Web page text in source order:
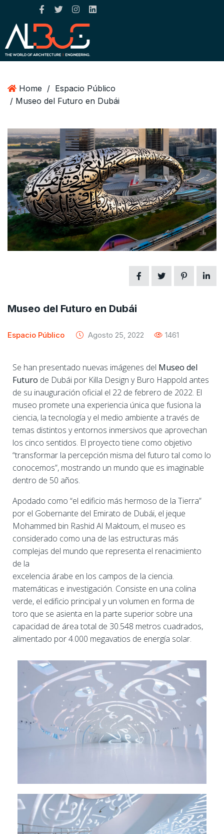
Home / Espacio Público
/ Museo del Futuro en Dubái
Museo del Futuro en Dubái
Espacio Público Agosto 25, 2022 1461
Se han presentado nuevas imágenes del Museo del
Futuro de Dubái por Killa Design y Buro Happold antes
de su inauguración oficial el 22 de febrero de 2022. El
museo promete una experiencia única que fusiona la
ciencia, la tecnología y el medio ambiente a través de
temas distintos y entornos inmersivos que aprovechan
los cinco sentidos. El proyecto tiene como objetivo
“transformar la percepción misma del futuro tal como lo
conocemos”, mostrando un mundo que es imaginable
dentro de 50 años.
Apodado como “el edificio más hermoso de la Tierra”
por el Gobernante del Emirato de Dubái, el jeque
Mohammed bin Rashid Al Maktoum, el museo es
considerado como una de las estructuras más
complejas del mundo que representa el renacimiento
de la
excelencia árabe en los campos de la ciencia.
matemáticas e investigación. Consiste en una colina
verde, el edificio principal y un volumen en forma de
toro que se asienta en la parte superior sobre una
capacidad de área total de 30.548 metros cuadrados,
alimentado por 4.000 megavatios de energía solar.